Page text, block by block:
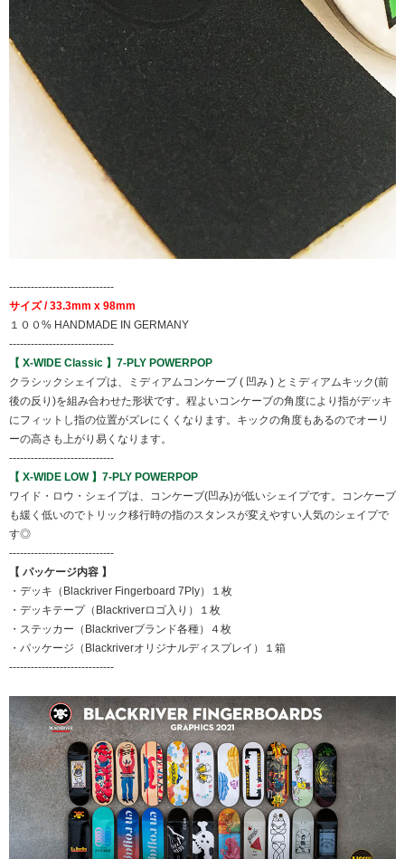
-----------------------------
サイズ / 33.3mm x 98mm
１００% HANDMADE IN GERMANY
-----------------------------
【 X-WIDE Classic 】7-PLY POWERPOP
クラシックシェイプは、ミディアムコンケーブ ( 凹み ) とミディアムキック(前
後の反り)を組み合わせた形状です。程よいコンケーブの角度により指がデッキ
にフィットし指の位置がズレにくくなります。キックの角度もあるのでオーリ
ーの高さも上がり易くなります。
-----------------------------
【 X-WIDE LOW 】7-PLY POWERPOP
ワイド・ロウ・シェイプは、コンケーブ(凹み)が低いシェイプです。コンケーブ
も緩く低いのでトリック移行時の指のスタンスが変えやすい人気のシェイプで
す◎
-----------------------------
【 パッケージ内容 】
・デッキ（Blackriver Fingerboard 7Ply）１枚
・デッキテープ（Blackriverロゴ入り）１枚
・ステッカー（Blackriverブランド各種）４枚
・パッケージ（Blackriverオリジナルディスプレイ）１箱
-----------------------------